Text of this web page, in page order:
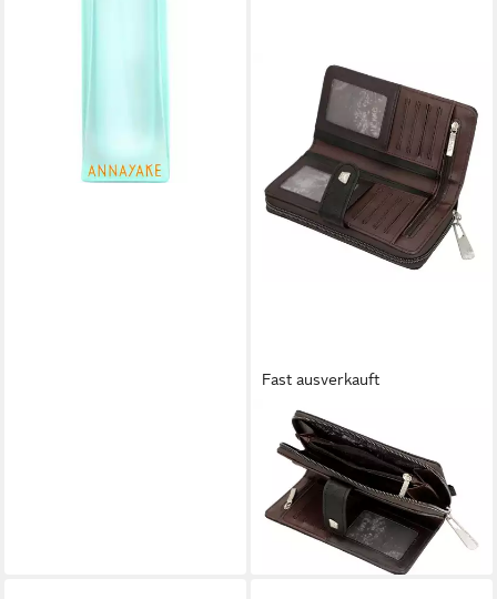
Fast ausverkauft
ANEKKE
Geldbörse Wallet, mit RFID-
Blocker Schutz
35,59 €
UVP 46,95 €
-24%
lieferbar - in 2-3 Werktagen bei dir